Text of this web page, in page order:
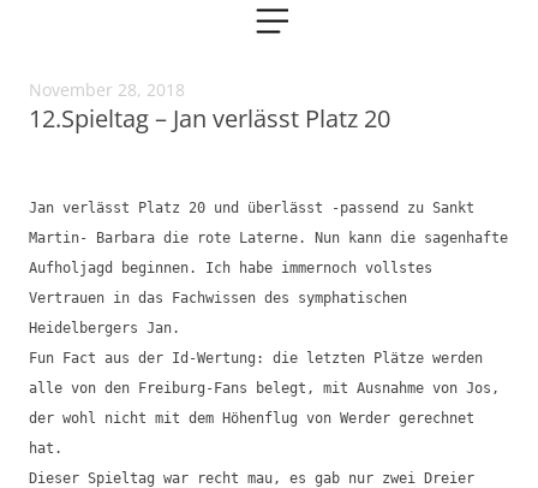
MENÜ
November 28, 2018
12.Spieltag – Jan verlässt Platz 20
Jan verlässt Platz 20 und überlässt -passend zu Sankt
Martin- Barbara die rote Laterne. Nun kann die sagenhafte
Aufholjagd beginnen. Ich habe immernoch vollstes
Vertrauen in das Fachwissen des symphatischen
Heidelbergers Jan.
Fun Fact aus der Id-Wertung: die letzten Plätze werden
alle von den Freiburg-Fans belegt, mit Ausnahme von Jos,
der wohl nicht mit dem Höhenflug von Werder gerechnet
hat.
Dieser Spieltag war recht mau, es gab nur zwei Dreier